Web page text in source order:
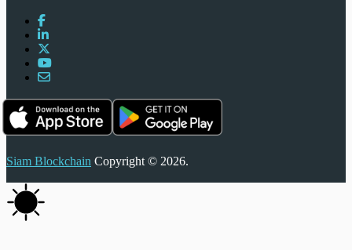
Siam Blockchain Copyright © 2026.